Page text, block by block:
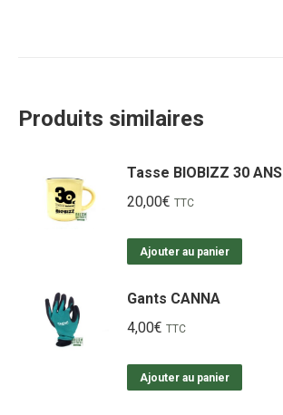
Produits similaires
Tasse BIOBIZZ 30 ANS
20,00€ TTC
Ajouter au panier
Gants CANNA
4,00€ TTC
Ajouter au panier